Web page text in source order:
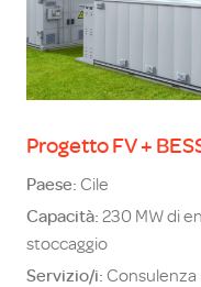
Progetto FV +
Paese: Cile
Capacità: 230 MW di
stoccaggio
Servizio/i: Consulenza